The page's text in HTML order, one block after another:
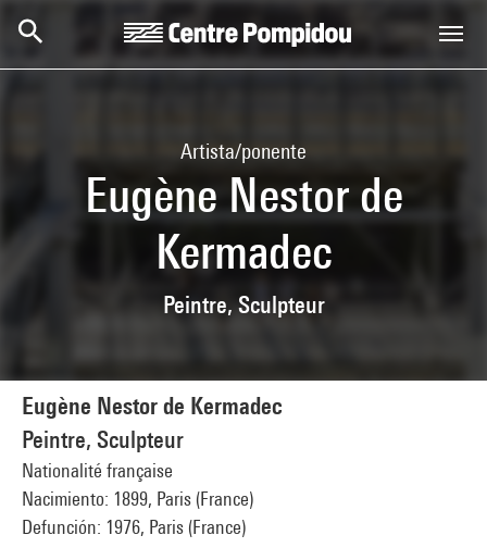
Artista/ponente
Eugène Nestor de
Kermadec
Peintre, Sculpteur
Eugène Nestor de Kermadec
Peintre, Sculpteur
Nationalité française
Nacimiento: 1899, Paris (France)
Defunción: 1976, Paris (France)